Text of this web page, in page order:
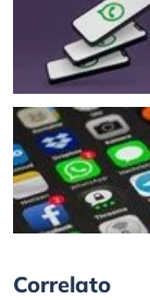
Correlato